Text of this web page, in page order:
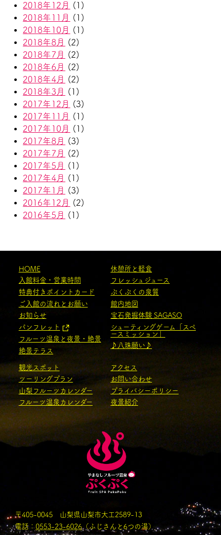
2018年12月
(1)
2018年11月
(1)
2018年10月
(1)
2018年8月
(2)
2018年7月
(2)
2018年6月
(2)
2018年4月
(2)
2018年3月
(1)
2017年12月
(3)
2017年11月
(1)
2017年10月
(1)
2017年8月
(3)
2017年7月
(2)
2017年5月
(1)
2017年4月
(1)
2017年1月
(3)
2016年12月
(2)
2016年5月
(1)
HOME
入館料金・営業時間
特典付きポイントカード
ご入館の流れとお願い
お知らせ
パンフレット
フルーツ温泉と夜景・絶景
絶景テラス
休憩所と軽食
フレッシュジュース
ぷくぷくの泉質
館内地図
宝石発掘体験 SAGASO
シューティングゲーム「スペ
ースミッション」
♪八珠願い♪
観光スポット
ツーリングプラン
山梨フルーツカレンダー
フルーツ温泉カレンダー
アクセス
お問い合わせ
プライバシーポリシー
夜景紹介
〒405-0045 山梨県山梨市大工2589-13
電話：0553-23-6026（ふじさんと6つの湯）